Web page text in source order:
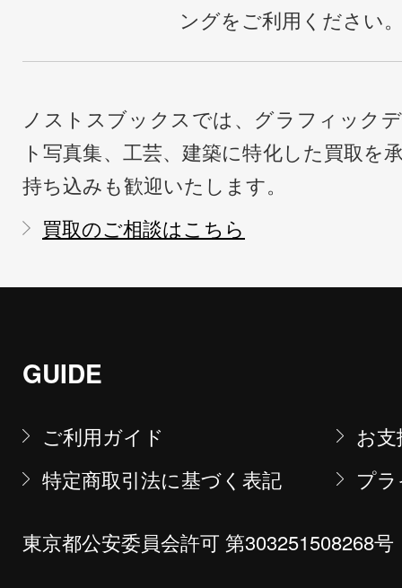
ングをご利用ください
ノストスブックスでは、グラフィック
ト写真集、工芸、建築に特化した買取を
持ち込みも歓迎いたします。
買取のご相談はこちら
GUIDE
ご利用ガイド
お
特定商取引法に基づく表記
プ
東京都公安委員会許可 第303251508268号